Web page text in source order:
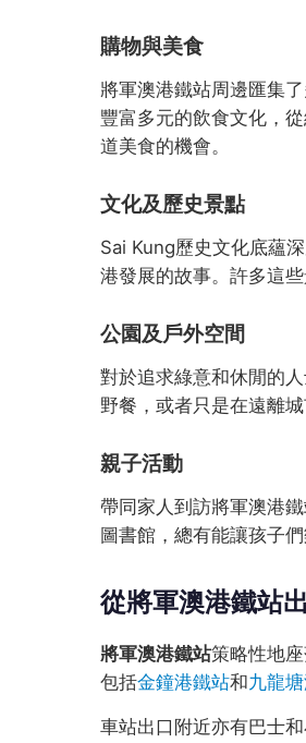
購物與美食
將軍澳港鐵站周邊匯集
豐富多元的飲食文化，
道美食的機會。
文化及歷史景點
Sai Kung歷史文化底蘊
港發展的故事。許多這
公園及戶外空間
對於追求綠意和休閒的
野餐，或者只是在遠離
親子活動
帶同家人到訪將軍澳港
圖書館，總有能讓孩子們
從將軍澳港鐵站
將軍澳港鐵站策略性地
包括金鐘港鐵站和九龍
車站出口附近亦有巴士